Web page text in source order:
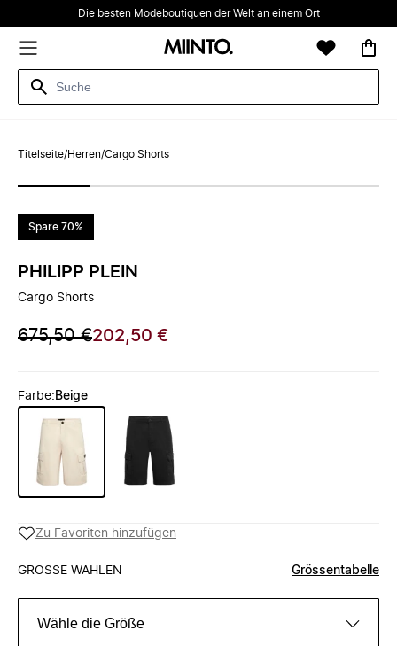
Die besten Modeboutiquen der Welt an einem Ort
Titelseite/Herren/Cargo Shorts
Spare 70%
PHILIPP PLEIN
Cargo Shorts
675,50 €202,50 €
Farbe: Beige
Zu Favoriten hinzufügen
GRÖSSE WÄHLEN Grössentabelle
Wähle die Größe